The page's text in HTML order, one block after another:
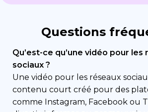
Questions
Qu’est-ce qu’une vidéo pour les
sociaux ?
Une vidéo pour les réseaux
contenu court créé pour des
comme Instagram, Facebook ou